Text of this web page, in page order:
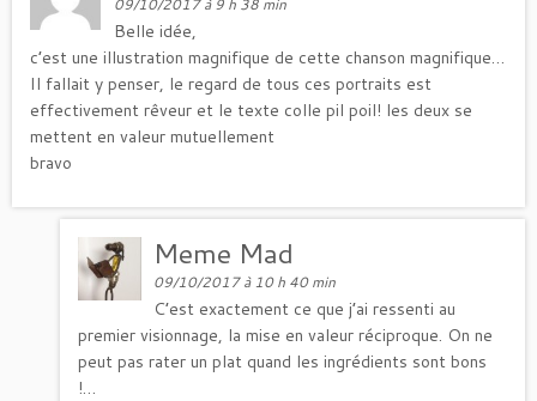
Belle idée,
c’est une illustration magnifique de cette chanson magnifique…
Il fallait y penser, le regard de tous ces portraits est
effectivement rêveur et le texte colle pil poil! les deux se
mettent en valeur mutuellement
bravo
Meme Mad
09/10/2017 à 10 h 40 min
C’est exactement ce que j’ai ressenti au
premier visionnage, la mise en valeur réciproque. On ne
peut pas rater un plat quand les ingrédients sont bons
!…